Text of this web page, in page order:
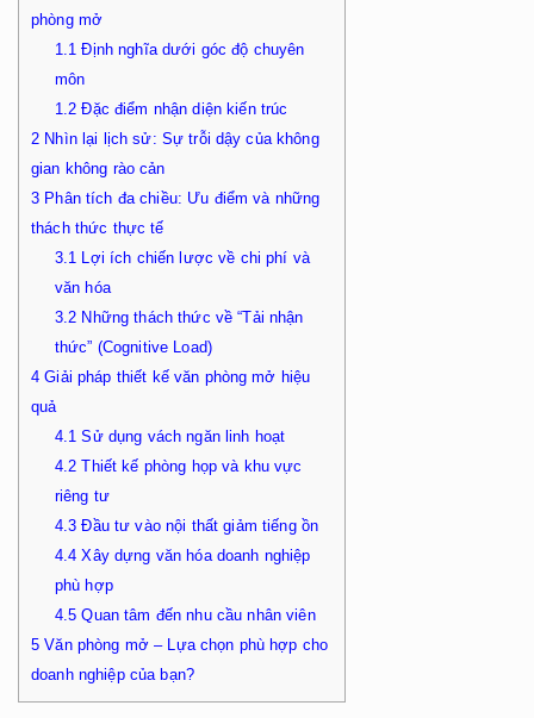
phòng mở
1.1 Định nghĩa dưới góc độ chuyên
môn
1.2 Đặc điểm nhận diện kiến trúc
2 Nhìn lại lịch sử: Sự trỗi dậy của không
gian không rào cản
3 Phân tích đa chiều: Ưu điểm và những
thách thức thực tế
3.1
Lợi ích chiến lược về chi phí và
văn hóa
3.2 Những thách thức về “Tải nhận
thức” (Cognitive Load)
4 Giải pháp thiết kế văn phòng mở hiệu
quả
4.1 Sử dụng vách ngăn linh hoạt
4.2 Thiết kế phòng họp và khu vực
riêng tư
4.3 Đầu tư vào nội thất giảm tiếng ồn
4.4 Xây dựng văn hóa doanh nghiệp
phù hợp
4.5 Quan tâm đến nhu cầu nhân viên
5 Văn phòng mở – Lựa chọn phù hợp cho
doanh nghiệp của bạn?